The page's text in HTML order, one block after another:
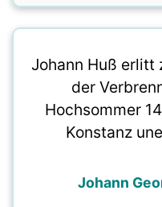
Johann Huß erlitt
der
Hochsommer
Konstanz
Johann